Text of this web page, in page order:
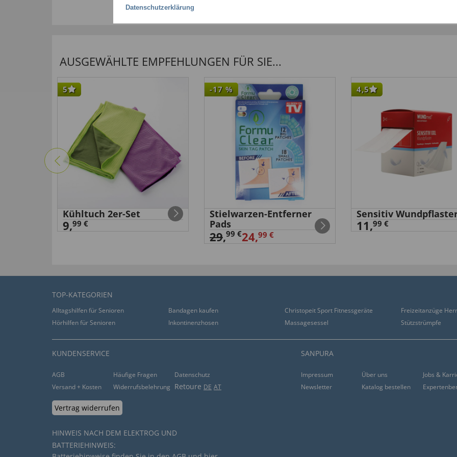
AUSGEWÄHLTE EMPFEHLUNGEN FÜR SIE...
5
Kühltuch 2er-Set
9,99 €
-17 %
Stielwarzen-Entferner
Pads
29,99 €24,99 €
4,5
Sensitiv
11,99 €
TOP-KATEGORIEN
Alltagshilfen für Senioren Bandagen kaufen Christopeit Sport Fitnessgeräte Freizeitanzüge
Hörhilfen für Senioren
Inkontinenzhosen Massagesessel Stützstrümpfe
KUNDENSERVICE
AGB Häufige Fragen
Datenschutz
Versand + Kosten
Widerrufsbelehrung Retoure DE AT
Vertrag widerrufen
HINWEIS NACH DEM ELEKTROG UND
BATTERIEHINWEIS:
SANPURA
Impressum Über uns
Jobs &
Newsletter
Katalog bestellen
Datenschutzerklärung